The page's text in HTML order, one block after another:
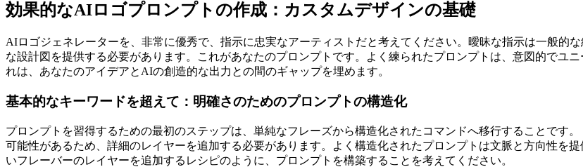
効果的なAIロゴプロンプトの作成：カスタムデザインの基礎
AIロゴジェネレーターを、非常に優秀で、指示に忠実なアーティストだと考えてください。曖昧な指示は一般的
な設計図を提供する必要があります。これがあなたのプロンプトです。よく練られたプロンプトは、意図的でユ
れは、あなたのアイデアとAIの創造的な出力との間のギャップを埋めます。
基本的なキーワードを超えて：明確さのためのプロンプトの構造化
プロンプトを習得するための最初のステップは、単純なフレーズから構造化されたコマンドへ移行することです。
可能性があるため、詳細のレイヤーを追加する必要があります。よく構造化されたプロンプトは文脈と方向性を
いフレーバーのレイヤーを追加するレシピのように、プロンプトを構築することを考えてください。